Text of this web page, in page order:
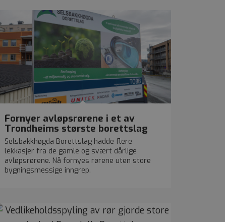
Fornyer avløpsrørene i et av
Trondheims største borettslag
Selsbakkhøgda Borettslag hadde flere
lekkasjer fra de gamle og svært dårlige
avløpsrørene. Nå fornyes rørene uten store
bygningsmessige inngrep.